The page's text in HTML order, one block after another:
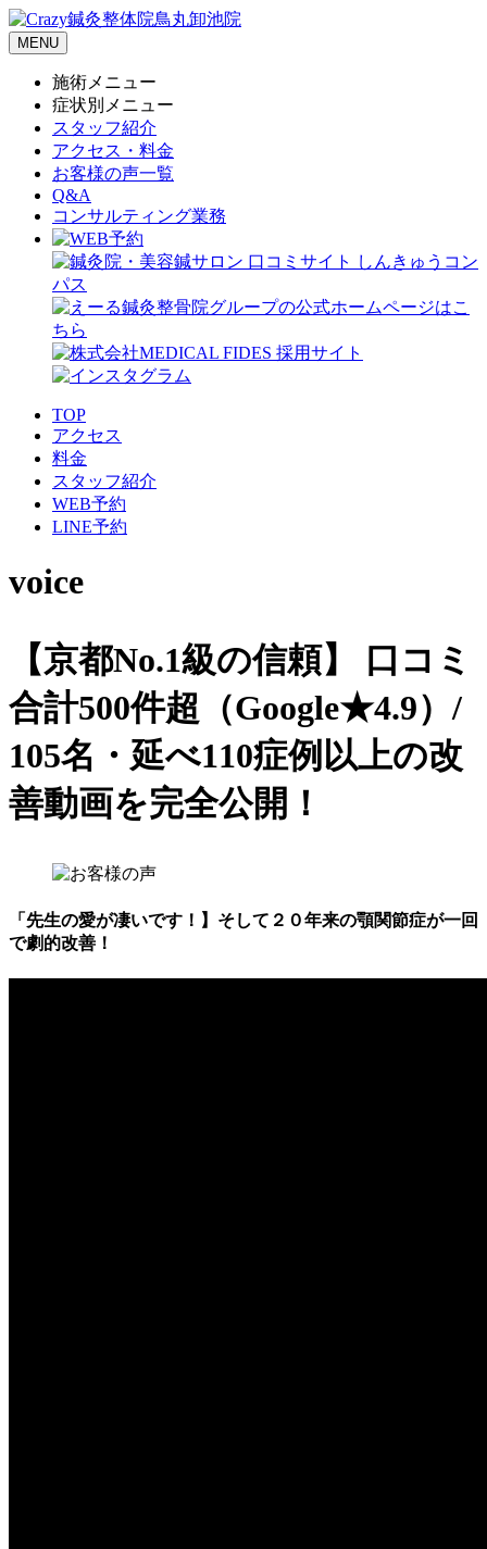
MENU
施術メニュー
症状別メニュー
スタッフ紹介
アクセス・料金
お客様の声一覧
Q&A
コンサルティング業務
TOP
アクセス
料金
スタッフ紹介
WEB予約
LINE予約
voice
【京都No.1級の信頼】
口コミ
合計500件超（Google★4.9）/
105名・延べ110症例以上の改
善動画を完全公開！
「先生の愛が凄いです！】そして２０年来の顎関節症が一回
で劇的改善！